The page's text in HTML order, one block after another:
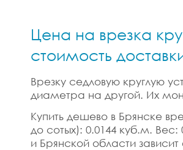
Цена на врезка
стоимость
Врезку седловую круглую
диаметра на другой. Их
Купить дешево в Брянске
до сотых): 0.0144 куб.м.
и Брянской области